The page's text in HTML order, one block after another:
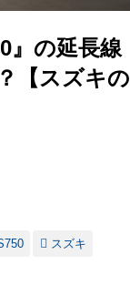
』の延長線
【スズキの
スズキ